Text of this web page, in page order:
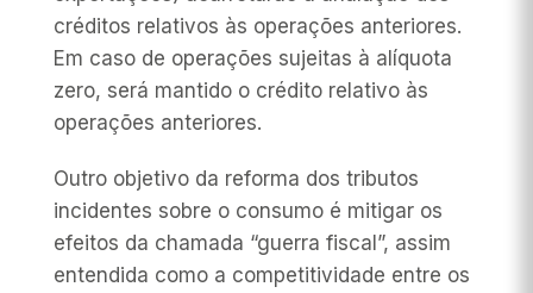
créditos relativos às operações anteriores.
Em caso de operações sujeitas à alíquota
zero, será mantido o crédito relativo às
operações anteriores.
Outro objetivo da reforma dos tributos
incidentes sobre o consumo é mitigar os
efeitos da chamada “guerra fiscal”, assim
entendida como a competitividade entre os